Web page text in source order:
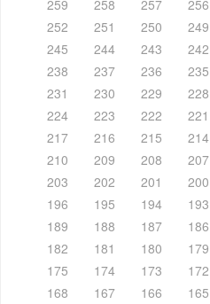
259
258 257 256
252
251 250 249
245
244 243 242
238
237 236 235
231
230 229 228
224
223 222 221
217
216 215 214
210
209 208 207
203
202 201 200
196
195 194 193
189
188 187 186
182
181 180 179
175
174 173 172
168
167 166 165